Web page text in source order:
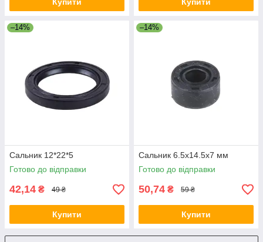
Купити Купити
–14%
Сальник 12*22*5
Готово до відправки
42,14 ₴ 49 ₴
Купити
–14%
Сальник 6.5x14.5x7 мм
Готово до відправки
50,74 ₴ 59 ₴
Купити